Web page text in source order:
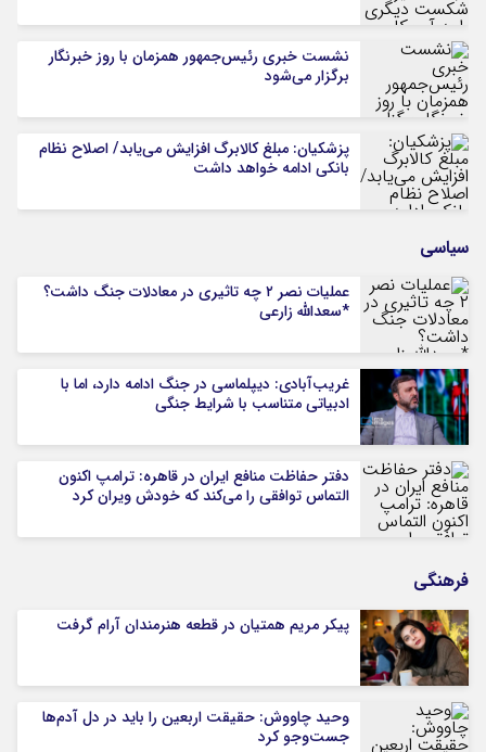
نشست خبری رئیس‌جمهور همزمان با روز خبرنگار
برگزار می‌شود
پزشکیان: مبلغ کالابرگ افزایش می‌یابد/ اصلاح نظام
بانکی ادامه خواهد داشت
سیاسی
عملیات نصر ۲ چه تاثیری در معادلات جنگ داشت؟
*سعدالله زارعی
غریب‌آبادی: دیپلماسی در جنگ ادامه دارد، اما با
ادبیاتی متناسب با شرایط جنگی
دفتر حفاظت منافع ایران در قاهره: ترامپ اکنون
التماس توافقی را می‌کند که خودش ویران کرد
فرهنگی
پیکر مریم همتیان در قطعه هنرمندان آرام گرفت
وحید چاووش: حقیقت اربعین را باید در دل آدم‌ها
جست‌وجو کرد